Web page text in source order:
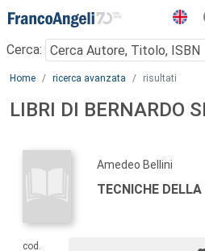
Menu
Cerca:
Main content
Home ricerca avanzata risultati
LIBRI DI BERNARDO
Amedeo Bellini
TECNICHE
cod.